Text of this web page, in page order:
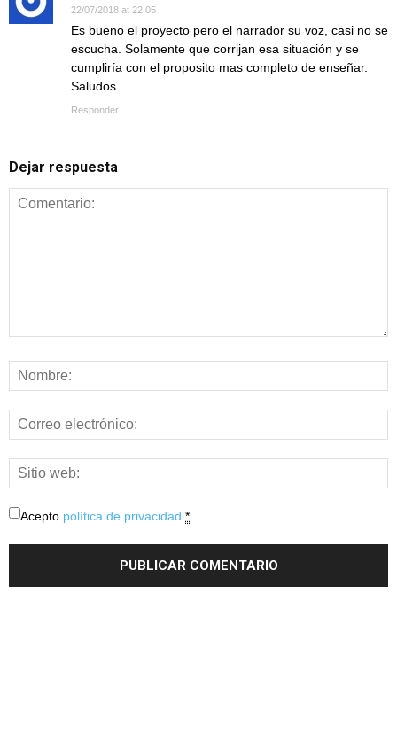
22/07/2018 at 22:05
Es bueno el proyecto pero el narrador su voz, casi no se
escucha. Solamente que corrijan esa situación y se
cumpliría con el proposito mas completo de enseñar.
Saludos.
Responder
Dejar respuesta
Acepto política de privacidad *